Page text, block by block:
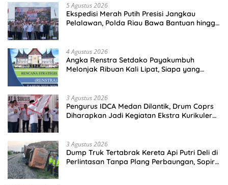
5 Agustus 2026
Ekspedisi Merah Putih Presisi Jangkau
Pelalawan, Polda Riau Bawa Bantuan hingga
4 Agustus 2026
Angka Renstra Setdako Payakumbuh
Melonjak Ribuan Kali Lipat, Siapa yang
3 Agustus 2026
Pengurus IDCA Medan Dilantik, Drum Coprs
Diharapkan Jadi Kegiatan Ekstra Kurikuler
3 Agustus 2026
Dump Truk Tertabrak Kereta Api Putri Deli di
Perlintasan Tanpa Plang Perbaungan, Sopir